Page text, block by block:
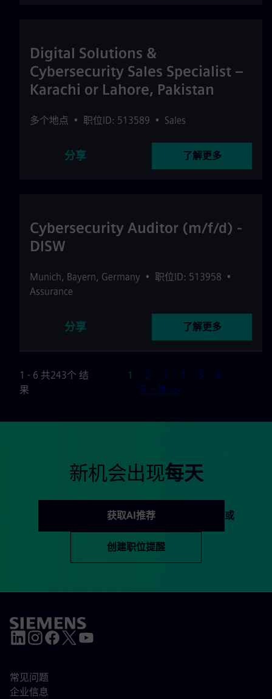
Digital Solutions &
Cybersecurity Sales Specialist –
Karachi or Lahore, Pakistan
多个地点 • 职位ID: 513589 • Sales
分享 了解更多
Cybersecurity Auditor (m/f/d) -
DISW
Munich, Bayern, Germany • 职位ID: 513958 •
Assurance
分享 了解更多
1 - 6 共243个 结
果
页1 2 3 4 5
6
下一页 >>
新机会出现每天
获取AI推荐 或
创建职位提醒
常见问题
企业信息